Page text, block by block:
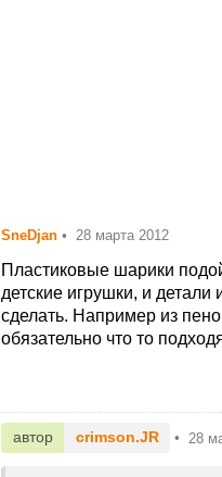
SneDjan • 28 марта 2012
Пластиковые шарики
детские игрушки, и
сделать. Например из
обязательно что то
автор crimson.JR • 28